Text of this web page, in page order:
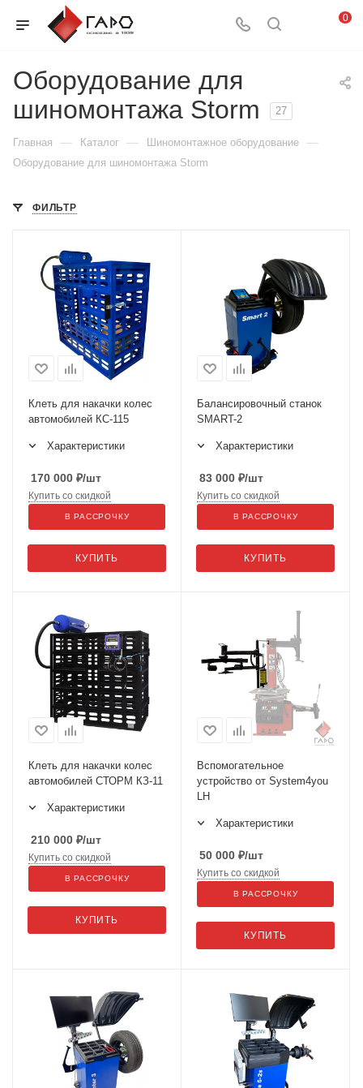
0
Оборудование для
шиномонтажа Storm
27
Главная — Каталог — Шиномонтажное оборудование —
Оборудование для шиномонтажа Storm
ФИЛЬТР
Клеть для накачки колес
автомобилей КС-115
Характеристики
170 000 ₽/шт
КУПИТЬ
Купить со скидкой
В РАССРОЧКУ
Балансировочный станок
SMART-2
Характеристики
83 000 ₽/шт
КУПИТЬ
Купить со скидкой
В РАССРОЧКУ
Клеть для накачки колес
автомобилей СТОРМ КЗ-11
Характеристики
210 000 ₽/шт
КУПИТЬ
Купить со скидкой
В РАССРОЧКУ
Вспомогательное
устройство от System4you
LH
Характеристики
50 000 ₽/шт
КУПИТЬ
Купить со скидкой
В РАССРОЧКУ